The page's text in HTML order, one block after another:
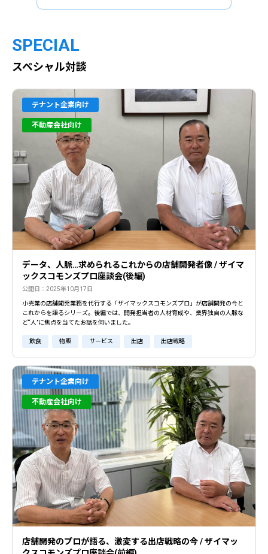
SPECIAL
スペシャル対談
データ、人脈…求められるこれからの店舗開発者像 / ザイマ
ックスコモンズプロ座談会(後編)
公開日：2025年10月17日
小売業の店舗開発業務を代行する「ザイマックスコモンズプロ」が店舗開発の今と
これからを語るシリーズ。後編では、開発担当者の人材育成や、業界独自の人脈な
ど“人”に焦点を当てたお話を伺いました。
飲食 物販 サービス 出店 出店戦略
テナント企業向け
不動産会社向け
店舗開発のプロが語る、激変する出店戦略の今 / ザイマッ
テナント企業向け
不動産会社向け